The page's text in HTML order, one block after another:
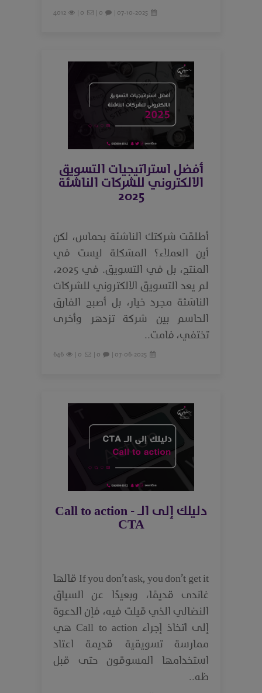
07-10-2025 |
0 |
0 |
4012
أفضل استراتيجيات التسويق
الالكتروني للشركات الناشئة
2025
أطلقت شركتك الناشئة بحماس، لكن
أين العملاء؟ المشكلة ليست في
المنتج، بل في التسويق. في 2025،
لم يعد التسويق الالكتروني للشركات
الناشئة مجرد خيار، بل أصبح الفارق
الحاسم بين شركة تزدهر وأخرى
تختفي، فامت..
07-06-2025 |
0 |
0 |
646
دليلك إلى الـ Call to action -
CTA
If you don’t ask, you don’t get it قالها
غاندى قديمًا، وبعيدًا عن السياق
النضالي الذي قيلت فيه، فإن الدعوة
إلى اتخاذ إجراء Call to action هي
ممارسة تسويقية قديمة اعتاد
استخدامها المسوقون حتى قبل
ظه..